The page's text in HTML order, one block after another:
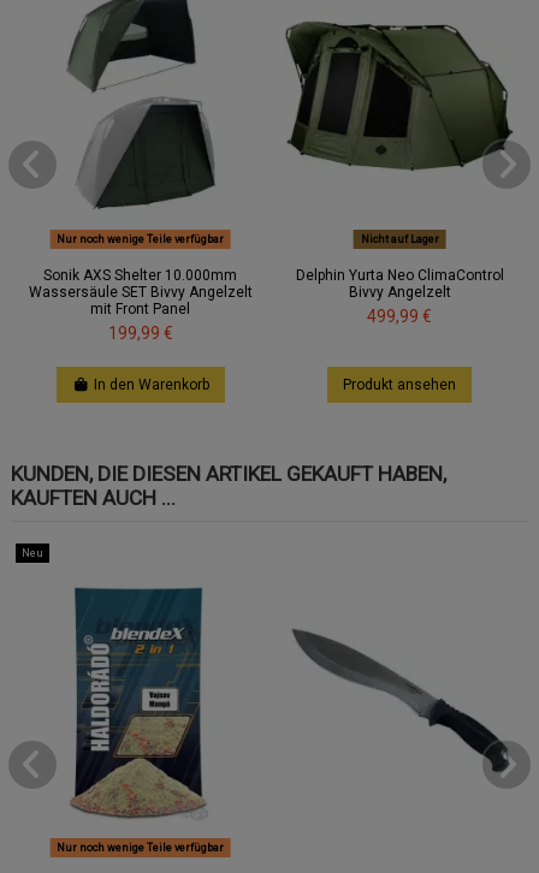
Nur noch wenige Teile verfügbar
Sonik AXS Shelter 10.000mm
Wassersäule SET Bivvy Angelzelt
mit Front Panel
199,99 €
In den Warenkorb
Nicht auf Lager
Delphin Yurta Neo ClimaControl
Bivvy Angelzelt
499,99 €
Produkt ansehen
KUNDEN, DIE DIESEN ARTIKEL GEKAUFT HABEN,
KAUFTEN AUCH ...
Neu
Nur noch wenige Teile verfügbar